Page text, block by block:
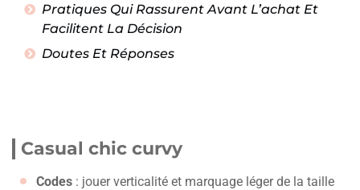
Pratiques Qui Rassurent Avant L’achat Et
Facilitent La Décision
Doutes Et Réponses
Casual chic curvy
Codes : jouer verticalité et marquage léger de la taille